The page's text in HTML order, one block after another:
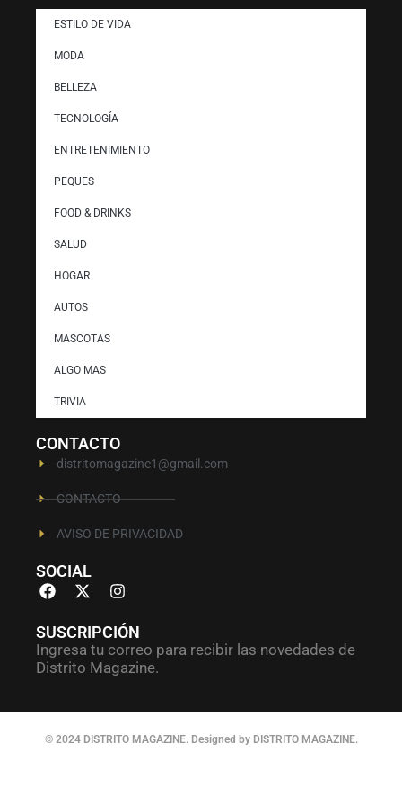
ESTILO DE VIDA
MODA
BELLEZA
TECNOLOGÍA
ENTRETENIMIENTO
PEQUES
FOOD & DRINKS
SALUD
HOGAR
AUTOS
MASCOTAS
ALGO MAS
TRIVIA
CONTACTO
distritomagazine1@gmail.com
CONTACTO
AVISO DE PRIVACIDAD
SOCIAL
SUSCRIPCIÓN
Ingresa tu correo para recibir las novedades de
Distrito Magazine.
© 2024 DISTRITO MAGAZINE. Designed by DISTRITO MAGAZINE.